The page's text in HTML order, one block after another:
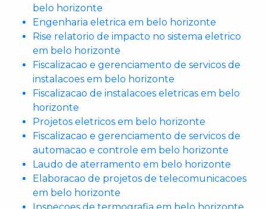
belo horizonte
Engenharia eletrica em belo horizonte
Rise relatorio de impacto no sistema eletrico
em belo horizonte
Fiscalizacao e gerenciamento de servicos de
instalacoes em belo horizonte
Fiscalizacao de instalacoes eletricas em belo
horizonte
Projetos eletricos em belo horizonte
Fiscalizacao e gerenciamento de servicos de
automacao e controle em belo horizonte
Laudo de aterramento em belo horizonte
Elaboracao de projetos de telecomunicacoes
em belo horizonte